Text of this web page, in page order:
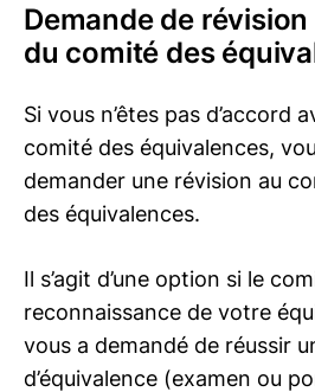
Demande de
du comité des
Si vous n’êtes pas d’accord
comité des équivalences,
demander une révision au
des équivalences.
Il s’agit d’une option si le
reconnaissance de votre
vous a demandé de réussir
d’équivalence (examen ou